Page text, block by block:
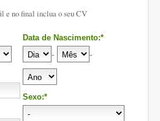
e no final inclua o seu CV
Data de Nascimento:*
- -
Sexo:*